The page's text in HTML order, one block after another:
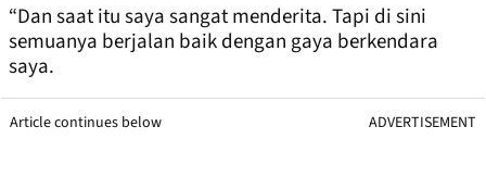
“Dan saat itu saya sangat menderita. Tapi di sini
semuanya berjalan baik dengan gaya berkendara
saya.
Article continues below ADVERTISEMENT